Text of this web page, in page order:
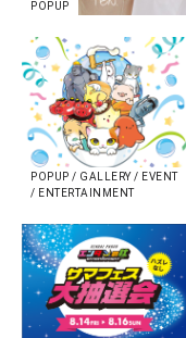
POPUP
POPUP / GALLERY / EVENT
/ ENTERTAINMENT